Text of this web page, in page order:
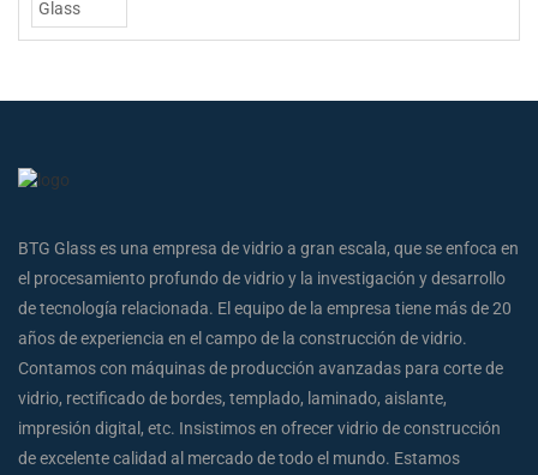
BTG Glass es una empresa de vidrio a gran escala, que se enfoca en
el procesamiento profundo de vidrio y la investigación y desarrollo
de tecnología relacionada. El equipo de la empresa tiene más de 20
años de experiencia en el campo de la construcción de vidrio.
Contamos con máquinas de producción avanzadas para corte de
vidrio, rectificado de bordes, templado, laminado, aislante,
impresión digital, etc. Insistimos en ofrecer vidrio de construcción
de excelente calidad al mercado de todo el mundo. Estamos